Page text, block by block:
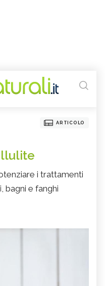
ARTICOLO
i trattamenti
bagni e fanghi